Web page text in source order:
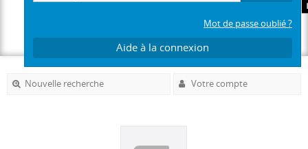
Mot de passe oublié ?
Aide à la connexion
Nouvelle recherche Votre compte